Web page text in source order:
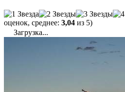
оценок, среднее: 3,04 из 5)
Загрузка...